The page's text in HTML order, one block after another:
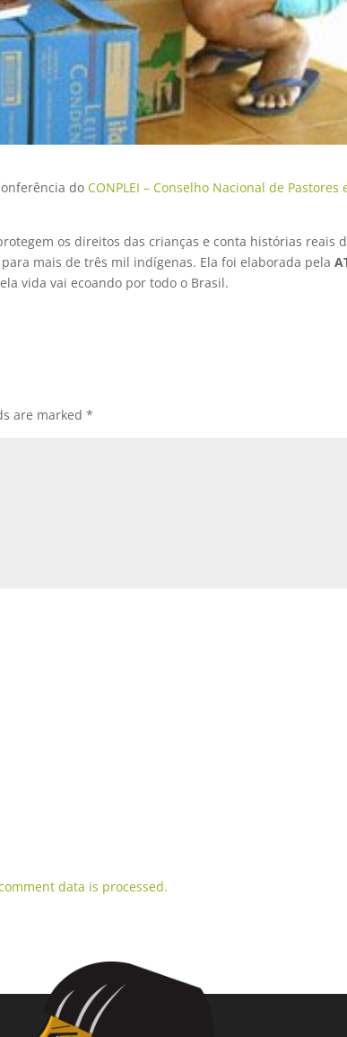
doCONPLEI – Conselho Nacional de Pastores
os direitos das crianças e conta histórias reais
mais de três mil indígenas. Ela foi elaborada pela
vida vai ecoando por todo o Brasil.
are marked*
data is processed.